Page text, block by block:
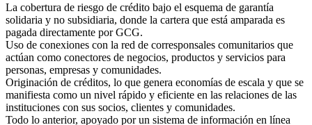
La cobertura de riesgo de crédito bajo el esquema de garantía
solidaria y no subsidiaria, donde la cartera que está amparada es
pagada directamente por GCG.
Uso de conexiones con la red de corresponsales comunitarios que
actúan como conectores de negocios, productos y servicios para
personas, empresas y comunidades.
Originación de créditos, lo que genera economías de escala y que se
manifiesta como un nivel rápido y eficiente en las relaciones de las
instituciones con sus socios, clientes y comunidades.
Todo lo anterior, apoyado por un sistema de información en línea